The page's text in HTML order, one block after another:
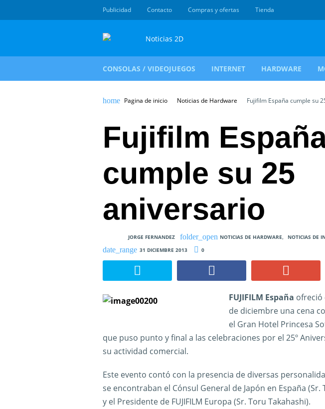
Publicidad Contacto Compras y ofertas Tienda
CONSOLAS / VIDEOJUEGOS INTERNET HARDWARE
Pagina de inicio Noticias de Hardware Fujifilm España cumple su
Fujifilm
cumple su 25
aniversario
JORGE FERNANDEZ NOTICIAS DE HARDWARE,
NOTICIAS DE
31 DICIEMBRE 2013
0
FUJIFILM España ofreció
de diciembre una cena
el Gran Hotel Princesa
que puso punto y final a las celebraciones por el 25º
su actividad comercial.
Este evento contó con la presencia de diversas
se encontraban el Cónsul General de Japón en España (Sr.
y el Presidente de FUJIFILM Europa (Sr. Toru Takahashi).